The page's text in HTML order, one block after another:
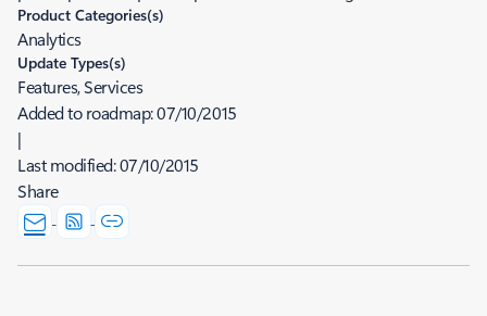
Product Categories(s)
Analytics
Update Types(s)
Features, Services
Added to roadmap:07/10/2015
|
Last modified:07/10/2015
Share